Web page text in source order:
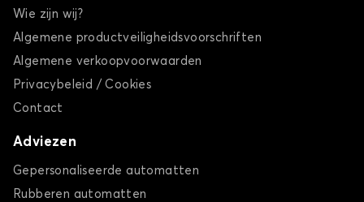
Wie zijn wij?
Algemene productveiligheidsvoorschriften
Algemene verkoopvoorwaarden
Privacybeleid / Cookies
Contact
Adviezen
Gepersonaliseerde automatten
Rubberen automatten